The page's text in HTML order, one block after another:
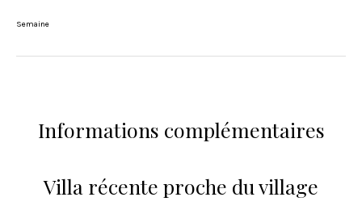
Semaine
Informations complémentaires
Villa récente proche du village